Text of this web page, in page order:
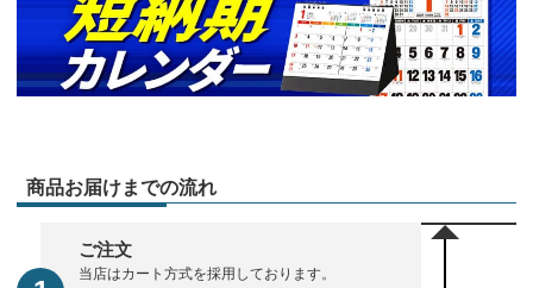
商品お届けまでの流れ
ご注文
当店はカート方式を採用しております。